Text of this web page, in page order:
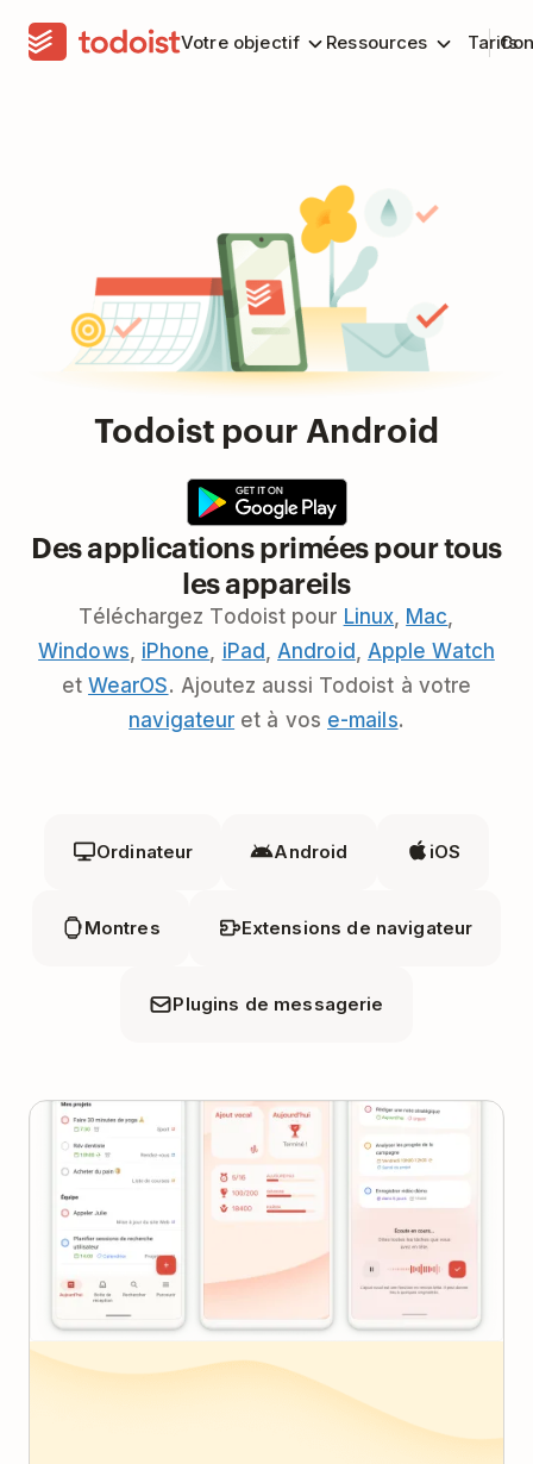
Votre objectif Ressources Tarifs
Todoist pour Android
Des applications primées pour tous
les appareils
Téléchargez Todoist pour Linux, Mac,
Windows, iPhone, iPad ,Android , Apple Watch
etWearOS. Ajoutez aussi Todoist à votre
navigateur et à vos e-mails.
Ordinateur Android iOS
Montres Extensions de navigateur
Plugins de messagerie